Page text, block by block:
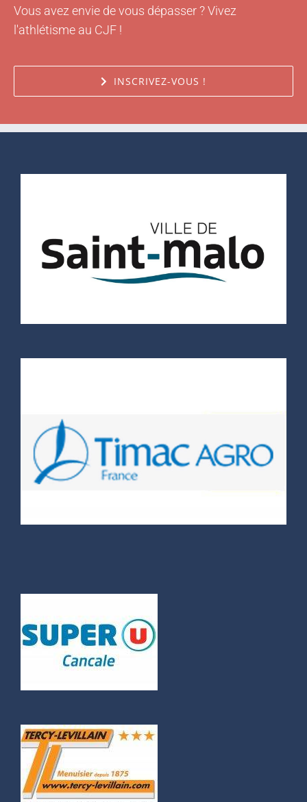
Vous avez envie de vous dépasser ? Vivez
l'athlétisme au CJF !
INSCRIVEZ-VOUS !